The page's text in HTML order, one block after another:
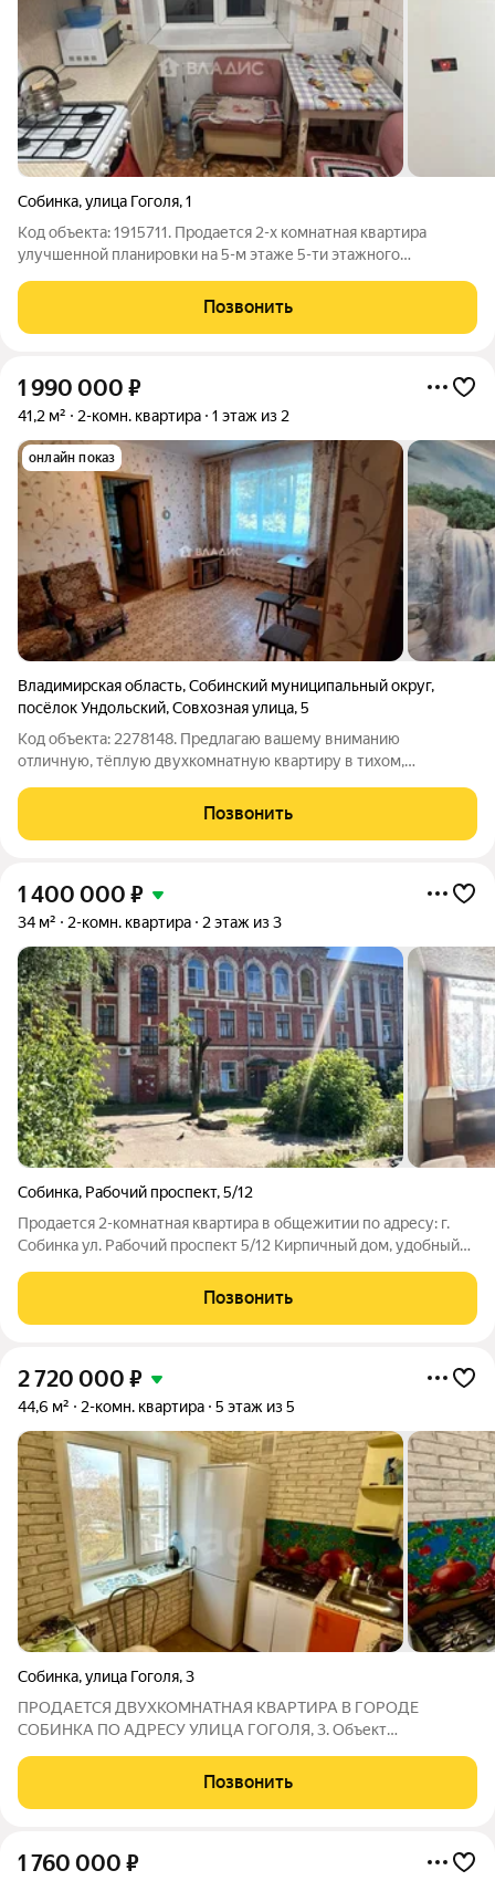
Собинка,улица Гоголя,1
Код объекта: 1915711. Продается 2-х комнатная квартира
улучшенной планировки на 5-м этаже 5-ти этажного
инфраструктурой. Просторная кухня, раздельный санузел,
комнаты изолированные, на разные стороны. В
Позвонить
1 990 000 ₽
41,2 м² 2-комн. квартира 1 этаж из 2
онлайн показ
Владимирская область,Собинский муниципальный округ,
посёлок Ундольский,Совхозная улица,5
Код объекта: 2278148. Предлагаю вашему вниманию
отличную, тёплую двухкомнатную квартиру в тихом,
ягодные места. Зимой - отличная возможность покататься на
лыжах в сосновом бору. Рядом с домом -
Позвонить
1 400 000 ₽
34 м² 2-комн. квартира 2 этаж из 3
Собинка, Рабочий проспект,5/12
Продается 2-комнатная квартира в общежитии по адресу: г.
Собинка ул. Рабочий проспект 5/12 Кирпичный дом, удобный
Общая площадь : 34 кв.м. Санузел совмещённый (на этаже,
чистый и ухоженный) Кухня
Позвонить
2 720 000 ₽
44,6 м² 2-комн. квартира 5 этаж из 5
Собинка,улица Гоголя,3
ПРОДАЕТСЯ ДВУХКОМНАТНАЯ КВАРТИРА В ГОРОДЕ
СОБИНКА ПО АДРЕСУ УЛИЦА ГОГОЛЯ, 3. Объект
который содержится в хорошем техническом состоянии,
включая надежную кровлю. Квартира предлагает
Позвонить
1 760 000 ₽